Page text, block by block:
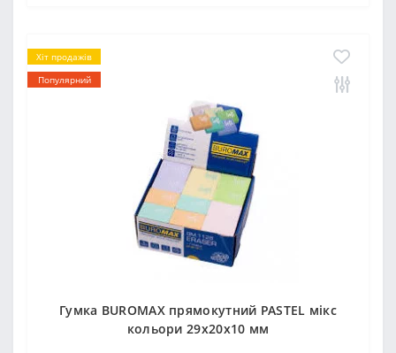
Хіт продажів
Популярний
Гумка ВUROМAX прямокутний PASTEL мікс
кольори 29x20x10 мм